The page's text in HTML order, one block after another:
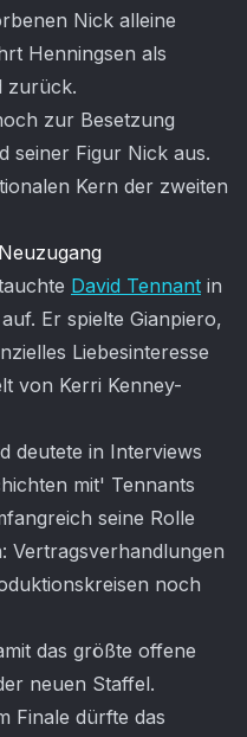
Nick alleine
Henningsen als
zurück.
zur Besetzung
seiner Figur Nick aus.
Kern der zweiten
David Tennant in
Er spielte Gianpiero,
Liebesinteresse
von Kerri Kenney-
deutete in Interviews
mit' Tennants
seine Rolle
Vertragsverhandlungen
noch
das größte offene
neuen Staffel.
Finale dürfte das